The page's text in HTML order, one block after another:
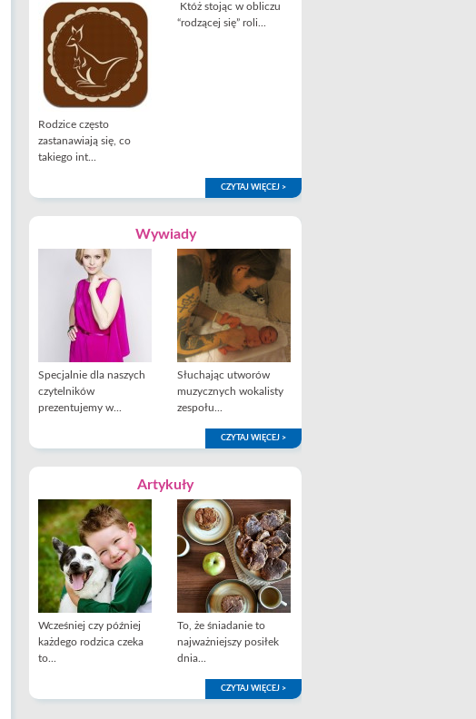
Rodzice często
zastanawiają się, co
takiego int...
Któż stojąc w obliczu
“rodzącej się” roli...
CZYTAJ WIĘCEJ >
Wywiady
Specjalnie dla naszych
czytelników
prezentujemy w...
Słuchając utworów
muzycznych wokalisty
zespołu...
CZYTAJ WIĘCEJ >
Artykuły
Wcześniej czy później
każdego rodzica czeka
to...
To, że śniadanie to
najważniejszy posiłek
dnia...
CZYTAJ WIĘCEJ >